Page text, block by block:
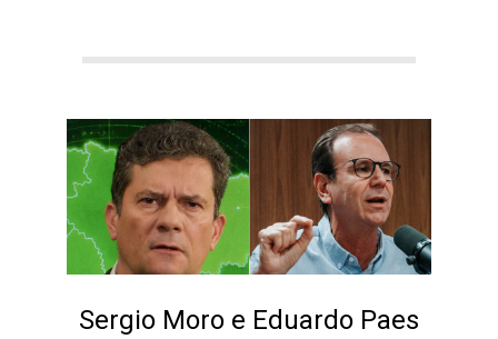
Sergio Moro e Eduardo Paes